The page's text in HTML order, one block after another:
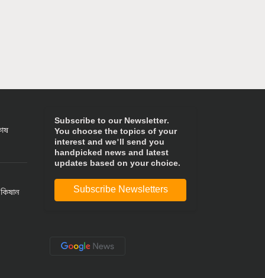
Subscribe to our Newsletter.
You choose the topics of your
interest and we'll send you
handpicked news and latest
updates based on your choice.
Subscribe Newsletters